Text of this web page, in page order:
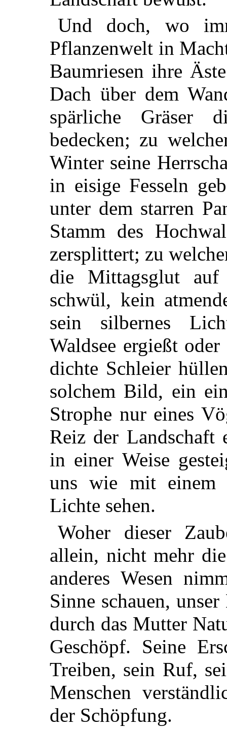
Und doch, wo
Pflanzenwelt in
Baumriesen ihre
Dach über dem
spärliche Gräser
bedecken; zu
Winter seine
in eisige Fesseln
unter dem starren
Stamm des
zersplittert; zu
die Mittagsglut
schwül, kein
sein silbernes
Waldsee ergießt
dichte Schleier
solchem Bild, ein
Strophe nur eines
Reiz der Landschaft
in einer Weise
uns wie mit einem
Lichte sehen.
Woher dieser
allein, nicht mehr
anderes Wesen
Sinne schauen,
durch das Mutter
Geschöpf. Seine
Treiben, sein Ruf,
Menschen
der Schöpfung.